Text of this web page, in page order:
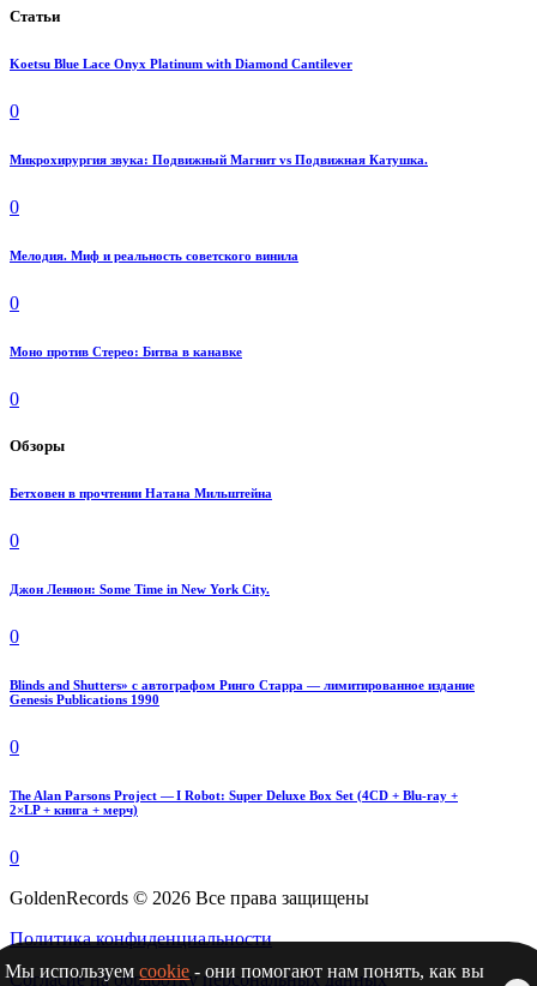
Статьи
Koetsu Blue Lace Onyx Platinum with Diamond Cantilever
0
Микрохирургия звука: Подвижный Магнит vs Подвижная Катушка.
0
Мелодия. Миф и реальность советского винила
0
Моно против Стерео: Битва в канавке
0
Обзоры
Бетховен в прочтении Натана Мильштейна
0
Джон Леннон: Some Time in New York City.
0
Blinds and Shutters» с автографом Ринго Старра — лимитированное издание
Genesis Publications 1990
0
The Alan Parsons Project — I Robot: Super Deluxe Box Set (4CD + Blu-ray +
2×LP + книга + мерч)
0
GoldenRecords © 2026 Все права защищены
Политика конфиденциальности
Согласие на обработку персональных данных
Мы используемcookie - они помогают нам понять, как вы